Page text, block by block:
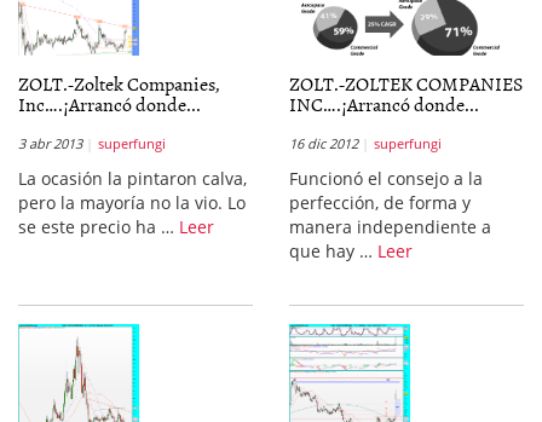
ZOLT.-Zoltek Companies,
Inc….¡Arrancó donde...
3 abr 2013 superfungi
La ocasión la pintaron calva,
pero la mayoría no la vio. Lo
se este precio ha … Leer
ZOLT.-ZOLTEK COMPANIES
INC….¡Arrancó donde...
16 dic 2012 superfungi
Funcionó el consejo a la
perfección, de forma y
manera independiente a
que hay … Leer